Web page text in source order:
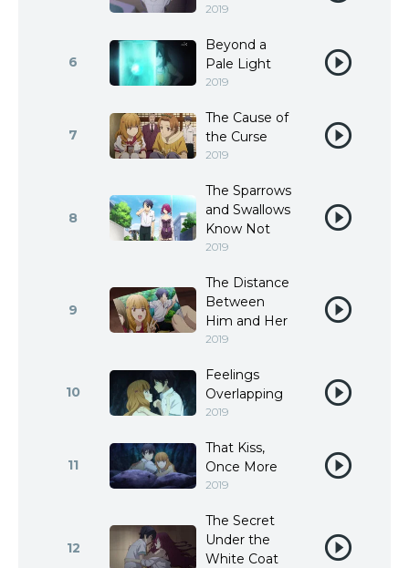
2019
6
Beyond a
Pale Light
2019
7
The Cause of
the Curse
2019
8
The Sparrows
and Swallows
Know Not
2019
9
The Distance
Between
Him and Her
2019
10
Feelings
Overlapping
2019
11
That Kiss,
Once More
2019
12
The Secret
Under the
White Coat